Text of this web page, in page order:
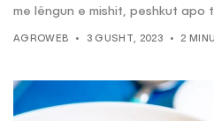
me lëngun e mishit, peshkut apo
AGROWEB 3 GUSHT, 2023 2